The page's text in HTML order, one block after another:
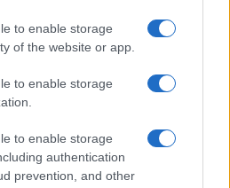
to enable storage
of the website or app.
to enable storage
to enable storage
authentication
prevention, and other